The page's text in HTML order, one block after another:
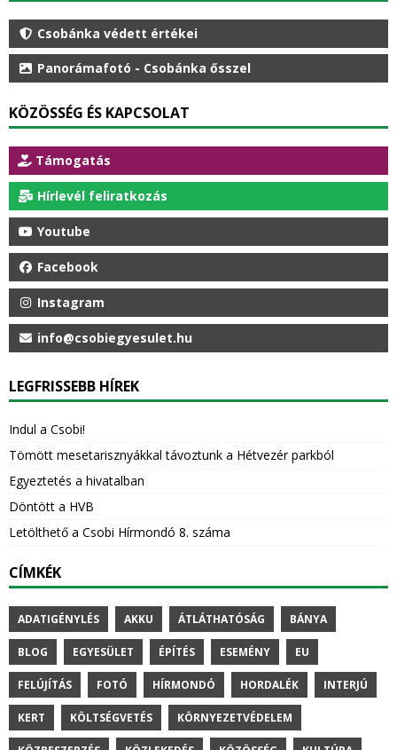
Csobánka védett értékei
Panorámafotó - Csobánka ősszel
KÖZÖSSÉG ÉS KAPCSOLAT
Támogatás
Hírlevél feliratkozás
Youtube
Facebook
Instagram
info@csobiegyesulet.hu
LEGFRISSEBB HÍREK
Indul a Csobi!
Tömött mesetarisznyákkal távoztunk a Hétvezér parkból
Egyeztetés a hivatalban
Döntött a HVB
Letölthető a Csobi Hírmondó 8. száma
CÍMKÉK
ADATIGÉNYLÉS AKKU ÁTLÁTHATÓSÁG BÁNYA
BLOG EGYESÜLET ÉPÍTÉS ESEMÉNY EU
FELÚJÍTÁS FOTÓ HÍRMONDÓ HORDALÉK INTERJÚ
KERT KÖLTSÉGVETÉS KÖRNYEZETVÉDELEM